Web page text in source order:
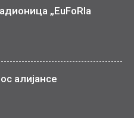
„EuFoRIa
алијансе